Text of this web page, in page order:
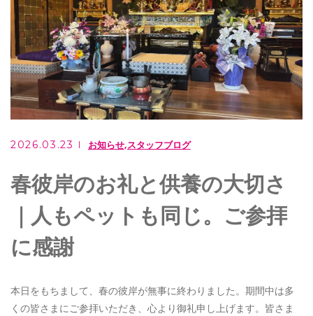
ご相談・お問い合わせ
0949-62-2107
メールでのお問い合わせ
住職は行政書士としても活躍しています
もりやま行政書士事務所
2026.03.23 お知らせ スタッフブログ
春彼岸のお礼と供養の大切さ
｜人もペットも同じ。ご参拝
に感謝
本日をもちまして、春の彼岸が無事に終わりました。期間中は多
くの皆さまにご参拝いただき、心より御礼申し上げます。皆さま